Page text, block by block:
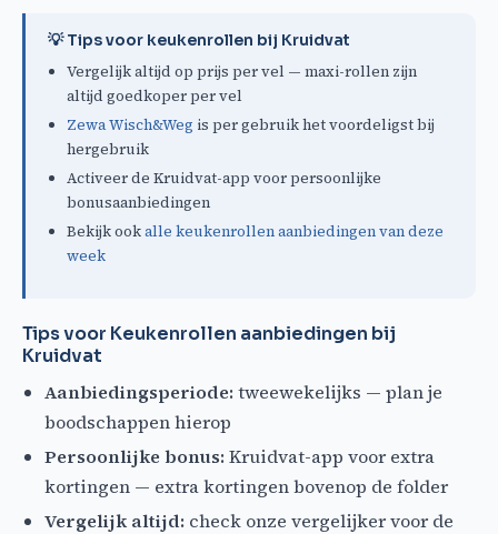
💡 Tips voor keukenrollen bij Kruidvat
Vergelijk altijd op prijs per vel — maxi-rollen zijn
altijd goedkoper per vel
Zewa Wisch&Weg is per gebruik het voordeligst bij
hergebruik
Activeer de Kruidvat-app voor persoonlijke
bonusaanbiedingen
Bekijk ookalle keukenrollen aanbiedingen van deze
week
Tips voor Keukenrollen aanbiedingen bij
Kruidvat
Aanbiedingsperiode: tweewekelijks — plan je
boodschappen hierop
Persoonlijke bonus: Kruidvat-app voor extra
kortingen — extra kortingen bovenop de folder
Vergelijk altijd: check onze vergelijker voor de